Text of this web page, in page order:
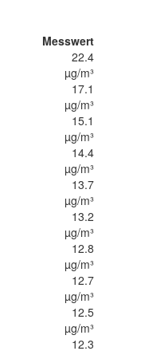
Messwert
22.4
µg/m³
17.1
µg/m³
15.1
µg/m³
14.4
µg/m³
13.7
µg/m³
13.2
µg/m³
12.8
µg/m³
12.7
µg/m³
12.5
µg/m³
12.3